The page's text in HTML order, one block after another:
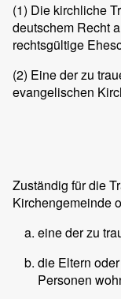
(1) Die kirchliche
deutschem Recht
rechtsgültige
(2) Eine der zu
evangelischen
Zuständig für die
Kirchengemeinde
eine der zu
die Eltern
Personen